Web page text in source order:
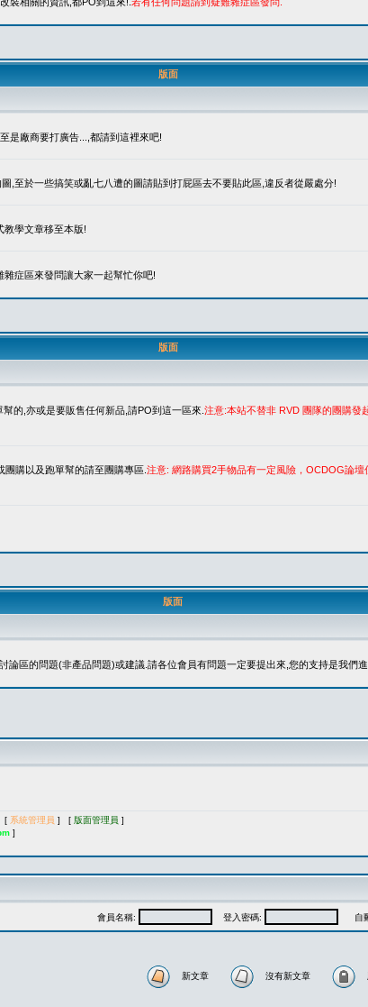
版面
是廠商要打廣告...,都請到這裡來吧!
,至於一些搞笑或亂七八遭的圖請貼到打屁區去不要貼此區,違反者從嚴處分!
教學文章移至本版!
症區來發問讓大家一起幫忙你吧!
版面
的,亦或是要販售任何新品,請PO到這一區來. 注意:本站不替非 RVD 團隊的團購發
購以及跑單幫的請至團購專區. 注意: 網路購買2手物品有一定風險，OCDOG論
版面
區的問題(非產品問題)或建議.請各位會員有問題一定要提出來,您的支持是我們進
[ 系統管理員 ] [ 版面管理員 ]
]
會員名稱: 登入密碼: 自動
新文章 沒有新文章